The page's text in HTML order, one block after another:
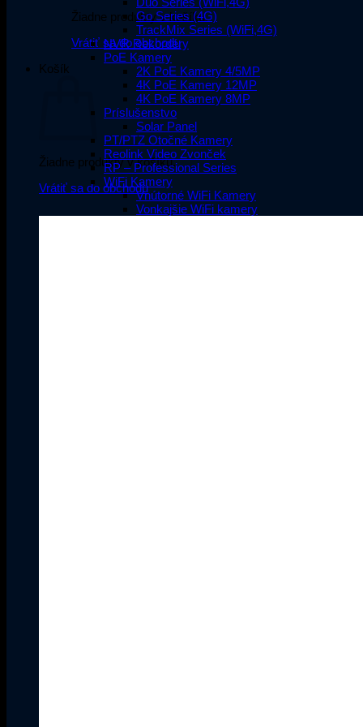
Žiadne produkty v košíku.
Vrátiť sa do obchodu
Košík
Žiadne produkty v košíku.
Vrátiť sa do obchodu
Go Series (4G)
TrackMix Series (WiFi,4G)
NVR Rekordéry
PoE Kamery
2K PoE Kamery 4/5MP
4K PoE Kamery 12MP
4K PoE Kamery 8MP
Príslušenstvo
Solar Panel
PT/PTZ Otočné Kamery
Reolink Video Zvonček
RP – Professional Series
WiFi Kamery
Vnútorné WiFi Kamery
Vonkajšie WiFi kamery